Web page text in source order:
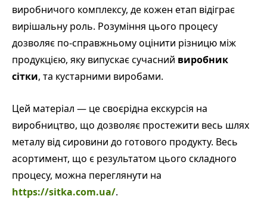
виробничого комплексу, де кожен етап відіграє
вирішальну роль. Розуміння цього процесу
дозволяє по-справжньому оцінити різницю між
продукцією, яку випускає сучасний виробник
сітки, та кустарними виробами.
Цей матеріал — це своєрідна екскурсія на
виробництво, що дозволяє простежити весь шлях
металу від сировини до готового продукту. Весь
асортимент, що є результатом цього складного
процесу, можна переглянути на
https://sitka.com.ua/.